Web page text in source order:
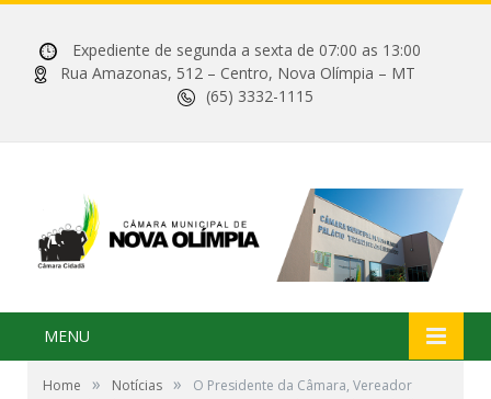
Expediente de segunda a sexta de 07:00 as 13:00
Rua Amazonas, 512 – Centro, Nova Olímpia – MT
(65) 3332-1115
MENU
Home » Notícias »
O Presidente da Câmara, Vereador